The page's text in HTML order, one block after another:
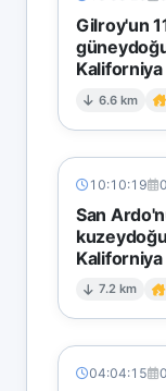
Gilroy'un
Kaliforniya
6.6 km
10:10:19
San
Kaliforniya
7.2 km
04:04:15